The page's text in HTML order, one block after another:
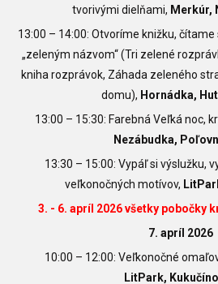
tvorivými dielňami, Merkúr,
13:00 – 14:00: Otvoríme knižku,
„zeleným názvom“ (Tri zelené
kniha rozprávok, Záhada zeleného
domu), Hornádka,
13:00 – 15:30: Farebná Veľká noc,
Nezábudka,
13:30 – 15:00: Vypáľ si výslužku,
veľkonočných motívov,
3. - 6. apríl 2026všetky pobočky
7. apríl 2026
10:00 – 12:00: Veľkonočné
LitPark,